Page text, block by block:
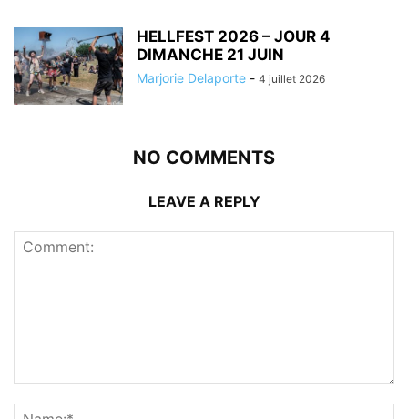
HELLFEST 2026 – JOUR 4
DIMANCHE 21 JUIN
Marjorie Delaporte - 4 juillet 2026
NO COMMENTS
LEAVE A REPLY